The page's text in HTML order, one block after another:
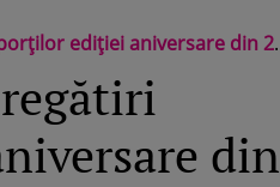
ediției aniversare din 2026
din